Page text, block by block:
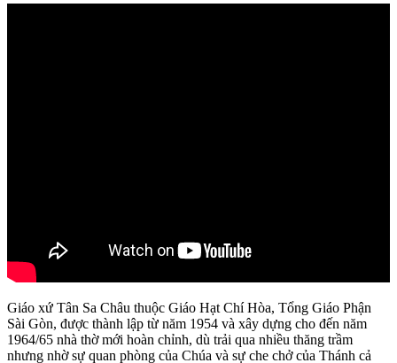
Giáo xứ Tân Sa Châu thuộc Giáo Hạt Chí Hòa, Tổng Giáo Phận
Sài Gòn, được thành lập từ năm 1954 và xây dựng cho đến năm
1964/65 nhà thờ mới hoàn chỉnh, dù trải qua nhiều thăng trầm
nhưng nhờ sự quan phòng của Chúa và sự che chở của Thánh cả